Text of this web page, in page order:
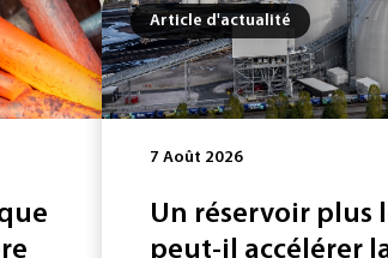
Article d'actualité
7 Août 2026
Un réservoir plus
peut-il accélérer